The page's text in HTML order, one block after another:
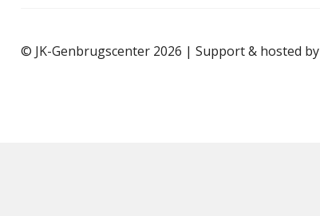
© JK-Genbrugscenter 2026 | Support & hosted by